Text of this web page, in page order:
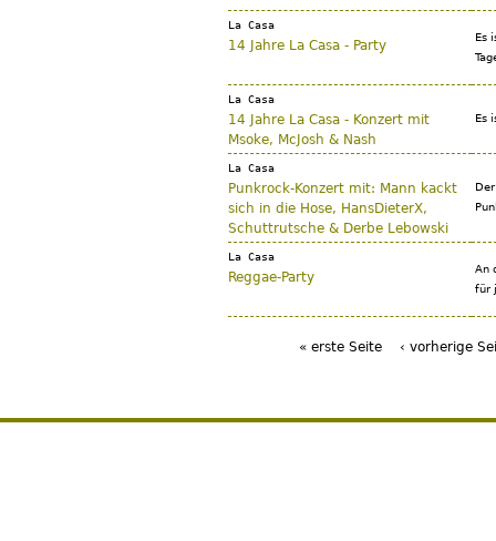
La Casa
14 Jahre La Casa - Party
Es
La Casa
14 Jahre La Casa - Konzert mit
Msoke, McJosh & Nash
Es
La Casa
Punkrock-Konzert mit: Mann kackt
sich in die Hose, HansDieterX,
Schuttrutsche & Derbe Lebowski
La Casa
Reggae-Party
An
für
« erste Seite ‹ vorherige